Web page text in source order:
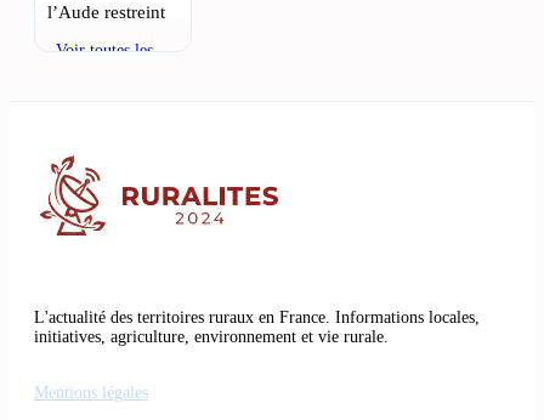
l’Aude restreint
massifs forestiers
de l’Aude,
entraînant
Aude : un
réveille les
Voir toutes les
L'actualité des territoires ruraux en France. Informations locales,
initiatives, agriculture, environnement et vie rurale.
Mentions légales